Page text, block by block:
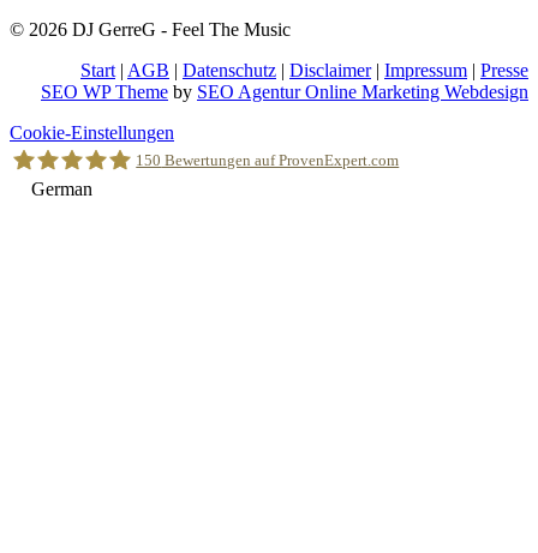
© 2026 DJ GerreG - Feel The Music
Start | AGB | Datenschutz | Disclaimer| Impressum | Presse
SEO WP Theme by SEO Agentur Online Marketing Webdesign
Nach
oben
scrollen
Cookie-Einstellungen
150 Bewertungen auf ProvenExpert.com
German